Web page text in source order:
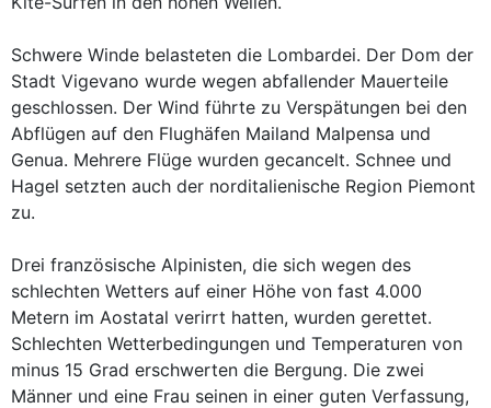
Schwere Winde belasteten die Lombardei. Der Dom der
Stadt Vigevano wurde wegen abfallender Mauerteile
geschlossen. Der Wind führte zu Verspätungen bei den
Abflügen auf den Flughäfen Mailand Malpensa und
Genua. Mehrere Flüge wurden gecancelt. Schnee und
Hagel setzten auch der norditalienische Region Piemont
zu.
Drei französische Alpinisten, die sich wegen des
schlechten Wetters auf einer Höhe von fast 4.000
Metern im Aostatal verirrt hatten, wurden gerettet.
Schlechten Wetterbedingungen und Temperaturen von
minus 15 Grad erschwerten die Bergung. Die zwei
Männer und eine Frau seinen in einer guten Verfassung,